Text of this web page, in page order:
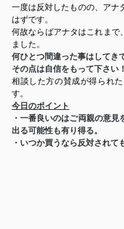
一度は反対したものの、アナ
はずです。
何故ならばアナタはこれまで
ました。
何ひとつ間違った事はしてき
その点は自信をもって下さい
相談した方の賛成が得られ
す。
今日のポイント
・一番良いのはご両親の意
出る可能性も有り得る。
・いつか買うなら反対されて